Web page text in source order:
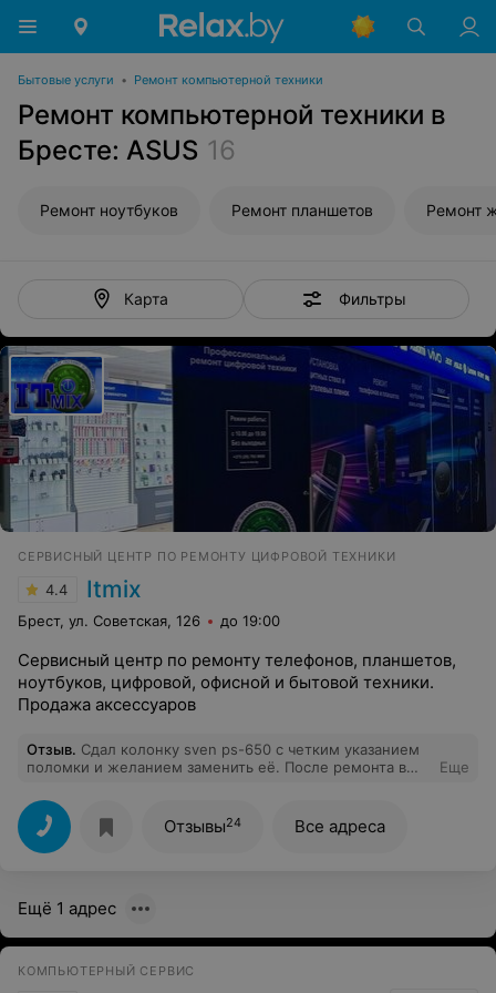
Бытовые услуги • Ремонт компьютерной техники
Ремонт компьютерной техники в
Бресте: ASUS 16
Ремонт ноутбуков Ремонт планшетов Ремонт
Карта Фильтры
СЕРВИСНЫЙ ЦЕНТР ПО РЕМОНТУ ЦИФРОВОЙ ТЕХНИКИ
4.4 Itmix
Брест, ул. Советская, 126 до 19:00
Сервисный центр по ремонту телефонов, планшетов,
ноутбуков, цифровой, офисной и бытовой техники.
Продажа аксессуаров
Отзыв. Сдал колонку sven ps-650 с четким указанием
поломки и желанием заменить её. После ремонта в
сломалась. Было принято решение сдать по
гарантии.После недели позвонил специалист и сказал
что ничего не могут сделать! Деньги не вернули.
Вскрыл сам и увидел что была установлена перемычка
самостоятельно паять её.
Еще
Отзывы24 Все адреса
Ещё 1 адрес
КОМПЬЮТЕРНЫЙ СЕРВИС